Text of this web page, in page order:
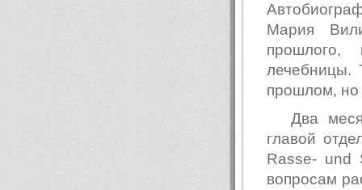
Мария
прошлого,
лечебницы.
прошлом, но
Два
главой
Rasse- und
вопросам